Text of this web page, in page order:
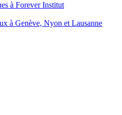
à Forever Institut
à Genève, Nyon et Lausanne